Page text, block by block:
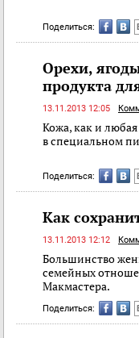
Поделиться:
Орехи,
продукта
13.11.2013 12:05
Кожа, как и любая
в специальном
Поделиться:
Как
13.11.2013 12:12
Большинство
семейных
Макмастера.
Поделиться: